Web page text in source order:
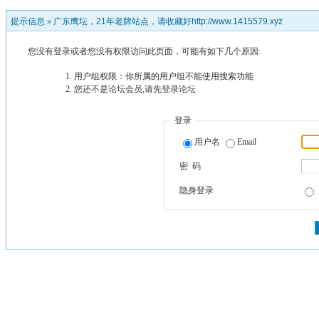
提示信息 » 广东鹰坛，21年老牌站点，请收藏好http://www.1415579.xyz
您没有登录或者您没有权限访问此页面，可能有如下几个原因:
用户组权限：你所属的用户组不能使用搜索功能
您还不是论坛会员,请先登录论坛
登录
用户名 Email
密 码
隐身登录